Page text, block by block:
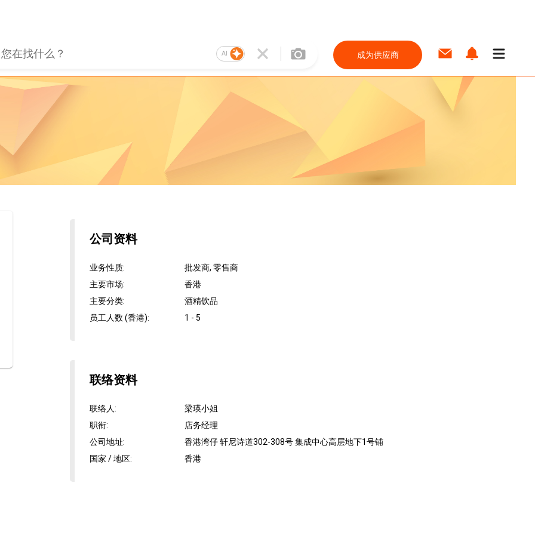
AI 成为供应商
公司资料
业务性质:
批发商, 零售商
主要市场:
香港
主要分类:
酒精饮品
员工人数 (香港): 1 - 5
联络资料
联络人:
梁瑛小姐
职衔:
店务经理
公司地址:
香港湾仔 轩尼诗道302-308号 集成中心高层地下1号铺
国家 / 地区: 香港